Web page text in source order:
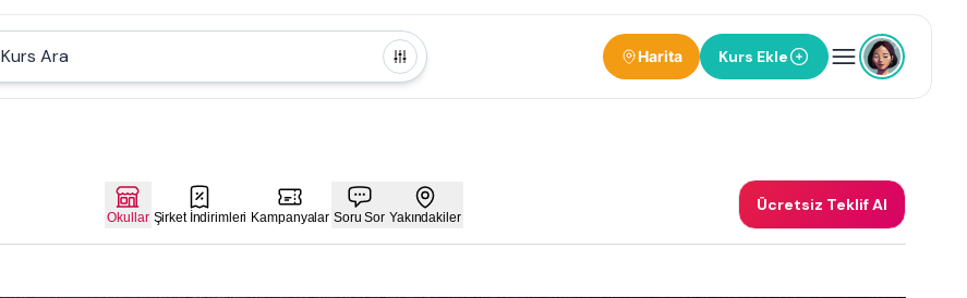
Kurs Ara Harita Kurs Ekle
Okullar Şirket İndirimleri Kampanyalar Soru Sor Yakındakiler
Ücretsiz Teklif Al